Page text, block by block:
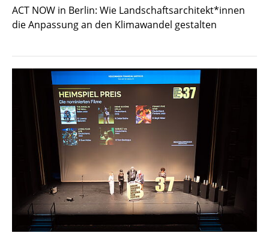
ACT NOW in Berlin: Wie Landschaftsarchitekt*innen
die Anpassung an den Klimawandel gestalten